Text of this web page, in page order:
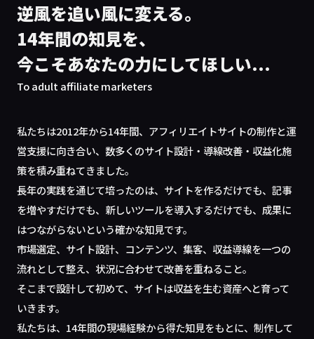
逆風を追い風に変える。
14年間の知見を、
今こそあなたの力にしてほしい...
To adult affiliate marketers
私たちは2012年から14年間、アフィリエイトサイトの制作と運
営支援に向き合い、数多くのサイト設計・導線改善・収益化施
策を積み重ねてきました。
長年の実践を通じて培ったのは、サイトを作るだけでも、記事
を増やすだけでも、新しいツールを導入するだけでも、成果に
はつながらないという確かな知見です。
市場選定、サイト設計、コンテンツ、集客、収益導線を一つの
流れとして整え、状況に合わせて改善を重ねること。
そこまで設計して初めて、サイトは収益を生む資産へと育って
いきます。
私たちは、14年間の現場経験から得た知見をもとに、制作して